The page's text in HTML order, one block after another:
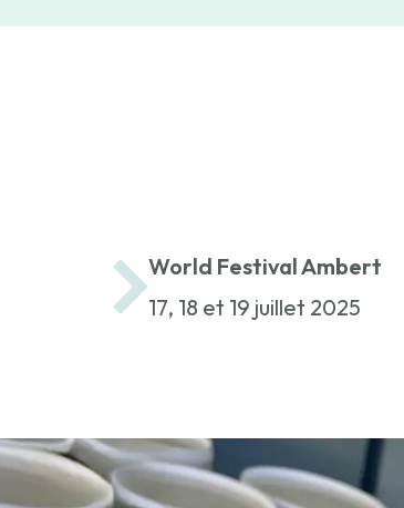
World Festival Ambert
17, 18 et 19 juillet 2025